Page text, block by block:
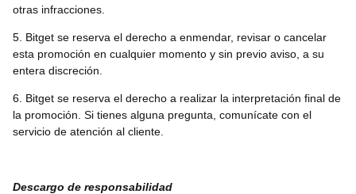
otras infracciones.
5. Bitget se reserva el derecho a enmendar, revisar o cancelar
esta promoción en cualquier momento y sin previo aviso, a su
entera discreción.
6. Bitget se reserva el derecho a realizar la interpretación final de
la promoción. Si tienes alguna pregunta, comunícate con el
servicio de atención al cliente.
Descargo de responsabilidad